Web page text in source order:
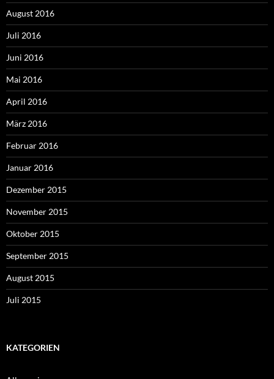
August 2016
Juli 2016
Juni 2016
Mai 2016
April 2016
März 2016
Februar 2016
Januar 2016
Dezember 2015
November 2015
Oktober 2015
September 2015
August 2015
Juli 2015
KATEGORIEN